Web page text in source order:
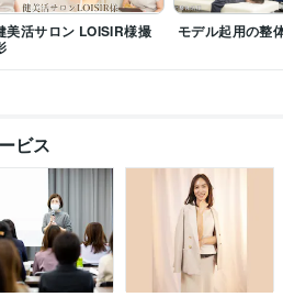
美活サロン LOISIR様撮
モデル起用の整
ビス